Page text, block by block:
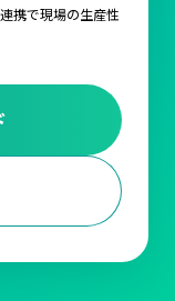
携で現場の生産性